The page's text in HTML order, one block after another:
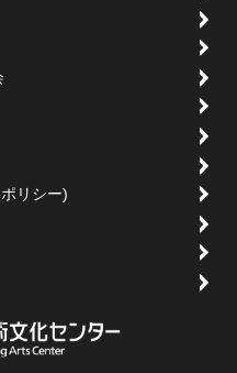
リシー)